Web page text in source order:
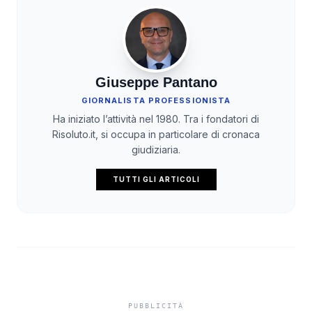
Giuseppe Pantano
GIORNALISTA PROFESSIONISTA
Ha iniziato l’attività nel 1980. Tra i fondatori di
Risoluto.it, si occupa in particolare di cronaca
giudiziaria.
TUTTI GLI ARTICOLI